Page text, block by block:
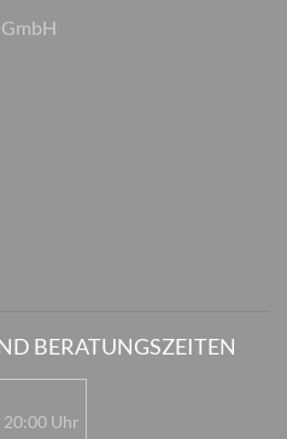
BERATUNGSZEITEN
Uhr